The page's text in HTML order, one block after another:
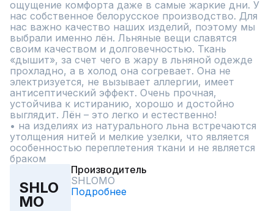
ощущение комфорта даже в самые жаркие дни. У
нас собственное белорусское производство. Для
нас важно качество наших изделий, поэтому мы
выбрали именно лён. Льняные вещи славятся
своим качеством и долговечностью. Ткань
«дышит», за счет чего в жару в льняной одежде
прохладно, а в холод она согревает. Она не
электризуется, не вызывает аллергии, имеет
антисептический эффект. Очень прочная,
устойчива к истиранию, хорошо и достойно
выглядит. Лён – это легко и естественно!
• на изделиях из натурального льна встречаются
утолщения нитей и мелкие узелки, что является
особенностью переплетения ткани и не является
браком
SHLO
MO
Производитель
SHLOMO
Подробнее